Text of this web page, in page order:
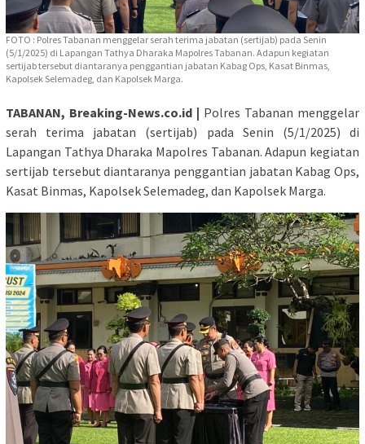
FOTO : Polres Tabanan menggelar serah terima jabatan (sertijab) pada Senin
(5/1/2025) di Lapangan Tathya Dharaka Mapolres Tabanan. Adapun kegiatan
sertijab tersebut diantaranya penggantian jabatan Kabag Ops, Kasat Binmas,
Kapolsek Selemadeg, dan Kapolsek Marga.
TABANAN, Breaking-News.co.id | Polres Tabanan menggelar
serah terima jabatan (sertijab) pada Senin (5/1/2025) di
Lapangan Tathya Dharaka Mapolres Tabanan. Adapun kegiatan
sertijab tersebut diantaranya penggantian jabatan Kabag Ops,
Kasat Binmas, Kapolsek Selemadeg, dan Kapolsek Marga.